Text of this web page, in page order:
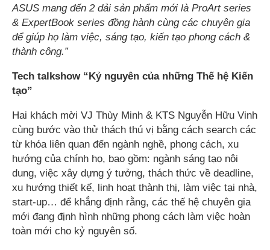
ASUS mang đến 2 dải sản phẩm mới là ProArt series
& ExpertBook series đồng hành cùng các chuyên gia
để giúp họ làm việc, sáng tạo, kiến tạo phong cách &
thành công.”
Tech talkshow “Kỷ nguyên của những Thế hệ Kiến
tạo”
Hai khách mời VJ Thùy Minh & KTS Nguyễn Hữu Vinh
cùng bước vào thử thách thú vị bằng cách search các
từ khóa liên quan đến ngành nghề, phong cách, xu
hướng của chính họ, bao gồm: ngành sáng tạo nội
dung, việc xây dựng ý tưởng, thách thức về deadline,
xu hướng thiết kế, linh hoạt thành thị, làm việc tại nhà,
start-up… để khẳng định rằng, các thế hệ chuyên gia
mới đang định hình những phong cách làm việc hoàn
toàn mới cho kỷ nguyên số.